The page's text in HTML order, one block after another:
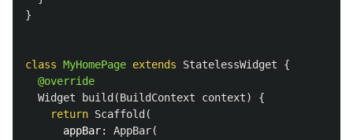
}
class MyHomePage extends StatelessWidget
{
@override
Widget
build (BuildContext context)
{
return Scaffold (
appBar:
AppBar(